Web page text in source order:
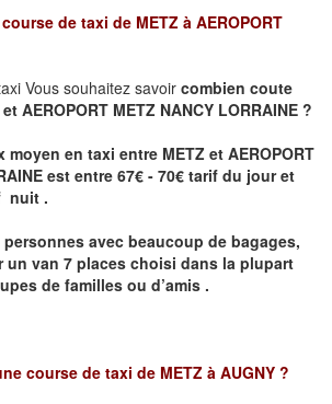
de taxi de METZ à AEROPORT
Vous souhaitez savoir combien coute
AEROPORT METZ NANCY LORRAINE ?
moyen en taxi entre METZ et AEROPORT
est entre 67€ - 70€ tarif du jour et
nuit .
avec beaucoup de bagages,
un van 7 places choisi dans la plupart
de familles ou d’amis .
course de taxi de METZ à AUGNY ?